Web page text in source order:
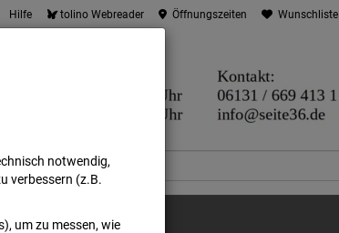
notwendig,
verbessern (z.B.
um zu messen, wie
Hilfe tolino Webreader Öffnungszeiten Wunschliste